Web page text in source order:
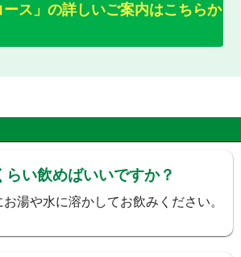
とは？
Aminobutyric Acid（γ-アミノ
ース」の詳しいご案内はこちらか
らい飲めばいいですか？
湯や水に溶かしてお飲みください。